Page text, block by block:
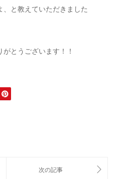
と教えていただきました
とうございます！！